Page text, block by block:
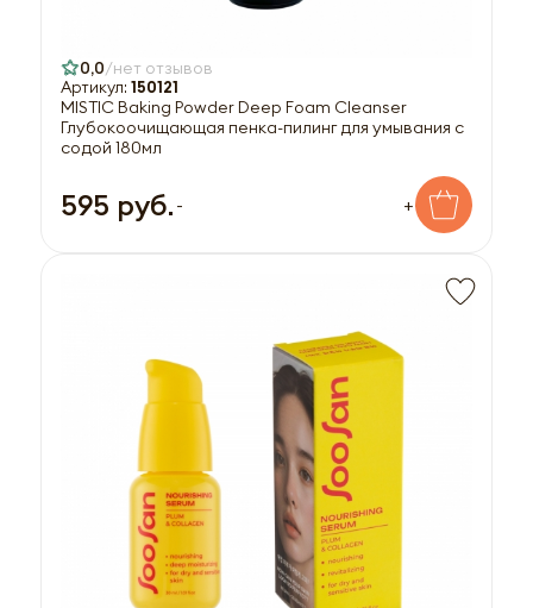
0,0 нет отзывов
Артикул: 150121
MISTIC Baking Powder Deep Foam Cleanser
Глубокоочищающая пенка-пилинг для умывания с
содой 180мл
595 руб. - +